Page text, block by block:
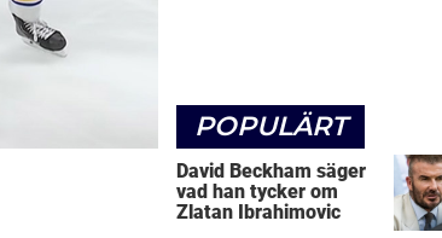
POPULÄRT
David Beckham säger
vad han tycker om
Zlatan Ibrahimovic